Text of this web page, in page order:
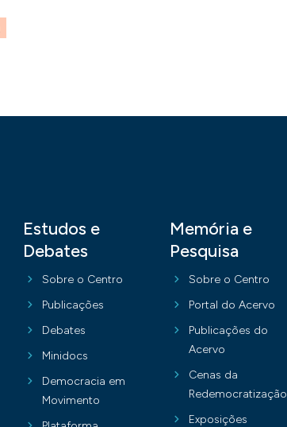
Estudos e
Debates
Sobre o Centro
Publicações
Debates
Minidocs
Democracia em
Movimento
Memória e
Pesquisa
Sobre o Centro
Portal do Acervo
Publicações do
Acervo
Cenas da
Redemocratização
Exposições